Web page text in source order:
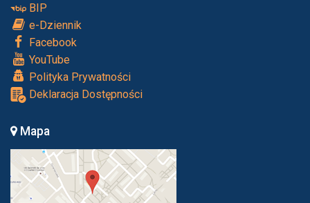
BIP
e-Dziennik
Facebook
YouTube
Polityka Prywatności
Deklaracja Dostępności
Mapa